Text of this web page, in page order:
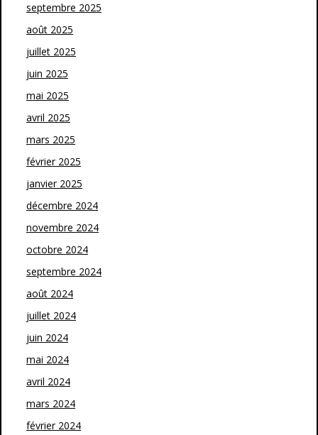
septembre 2025
août 2025
juillet 2025
juin 2025
mai 2025
avril 2025
mars 2025
février 2025
janvier 2025
décembre 2024
novembre 2024
octobre 2024
septembre 2024
août 2024
juillet 2024
juin 2024
mai 2024
avril 2024
mars 2024
février 2024